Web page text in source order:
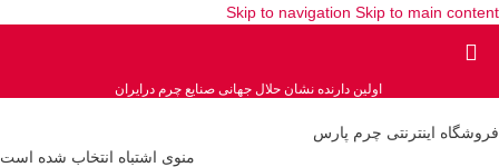
Skip to navigation Skip to main content
اولین دارنده نشان حلال جهانی صنایع چرم درایران
فروشگاه اینترنتی چرم پارس
منوی اشتباه انتخاب شده است